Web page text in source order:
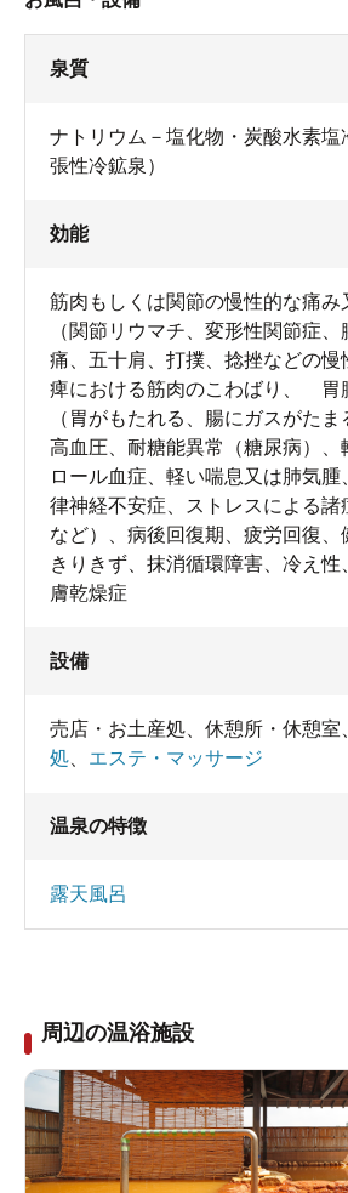
泉質
ナトリウム－塩化物・炭酸水素塩
張性冷鉱泉）
効能
筋肉もしくは関節の慢性的な痛み
（関節リウマチ、変形性関節症
痛、五十肩、打撲、捻挫などの慢
痺における筋肉のこわばり、 胃
（胃がもたれる、腸にガスがた
高血圧、耐糖能異常（糖尿病）、
ロール血症、軽い喘息又は肺気腫
律神経不安症、ストレスによる諸
など）、病後回復期、疲労回復、
きりきず、抹消循環障害、冷え性
膚乾燥症
設備
売店・お土産処 休憩所・休憩室
処
エステ・マッサージ
温泉の特徴
露天風呂
周辺の温浴施設